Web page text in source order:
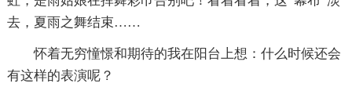
去，夏雨之舞结束……
怀着无穷憧憬和期待的我在阳台上想：什么时候还会
有这样的表演呢？